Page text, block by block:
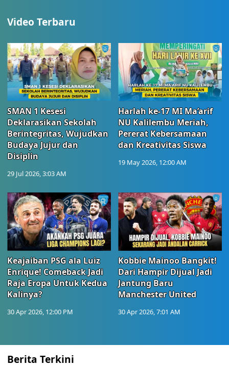
Video Terbaru
SMAN 1 Kesesi
Deklarasikan Sekolah
Berintegritas, Wujudkan
Budaya Jujur dan
Disiplin
29 Jul 2026, 3:03 AM
Harlah ke-17 MI Ma’arif
NU Kalilembu Meriah,
Pererat Kebersamaan
dan Kreativitas Siswa
19 May 2026, 12:00 AM
Keajaiban PSG ala Luiz
Enrique! Comeback Jadi
Raja Eropa Untuk Kedua
Kalinya?
30 Apr 2026, 12:00 PM
Kobbie Mainoo Bangkit!
Dari Hampir Dijual Jadi
Jantung Baru
Manchester United
30 Apr 2026, 7:01 AM
Berita Terkini